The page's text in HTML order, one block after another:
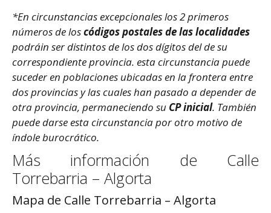
*En circunstancias excepcionales los 2 primeros
números de loscódigos postales de las localidades
podráin ser distintos de los dos dígitos del de su
correspondiente provincia. esta circunstancia puede
suceder en poblaciones ubicadas en la frontera entre
dos provincias y las cuales han pasado a depender de
otra provincia, permaneciendo su CP inicial. También
puede darse esta circunstancia por otro motivo de
índole burocrático.
Más información de Calle
Torrebarria – Algorta
Mapa de Calle Torrebarria – Algorta